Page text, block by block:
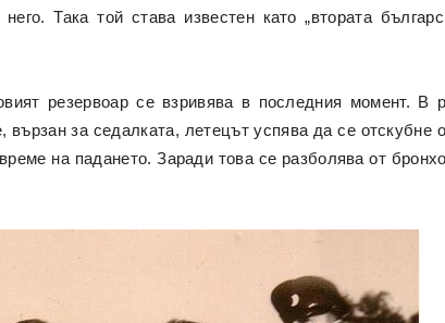
Така той става известен като „втората
резервоар се взривява в последния момент. В
за седалката, летецът успява да се
на падането. Заради това се разболява от